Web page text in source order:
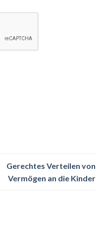
Gerechtes Verteilen von
Vermögen an die Kinder